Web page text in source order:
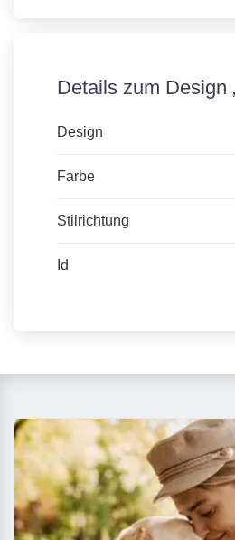
Details zum Design
Design
Farbe
Stilrichtung
Id